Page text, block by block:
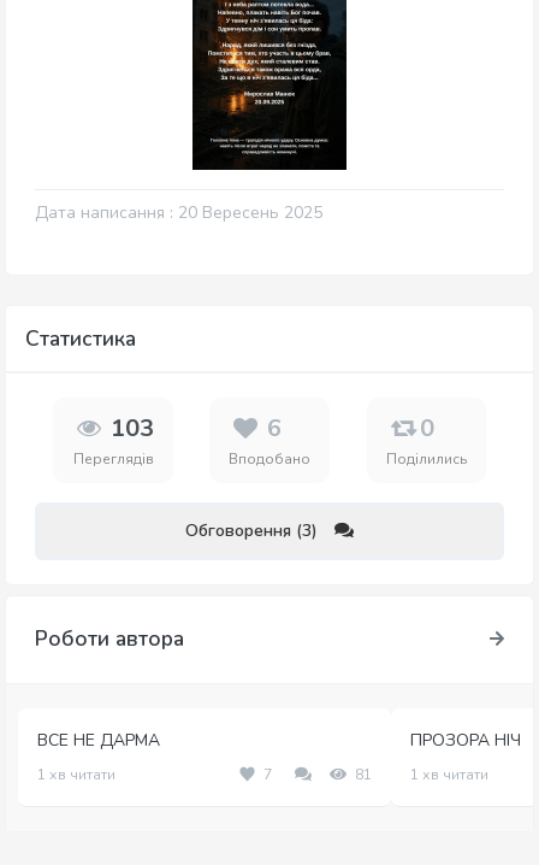
Дата написання : 20 Вересень 2025
Статистика
103
Переглядів
6
Вподобано
0
Поділились
Обговорення (3)
Роботи автора
ВСЕ НЕ ДАРМА
1 хв читати 7 81
ПРОЗОРА НІЧ
1 хв читати